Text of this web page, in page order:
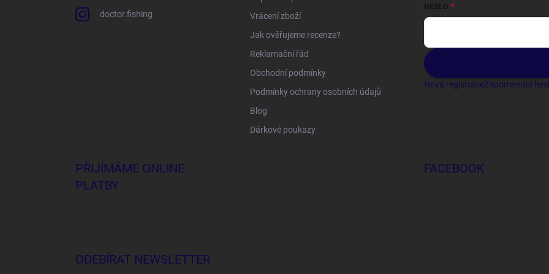
doctor.fishing
Vrácení zboží
Jak ověřujeme recenze?
Reklamační řád
Obchodní podmínky
Podmínky ochrany osobních údajů
Blog
Dárkové poukazy
HESLO
Nová registraceZapomenuté
PŘIJÍMÁME ONLINE
PLATBY
FACEBOOK
ODEBÍRAT NEWSLETTER